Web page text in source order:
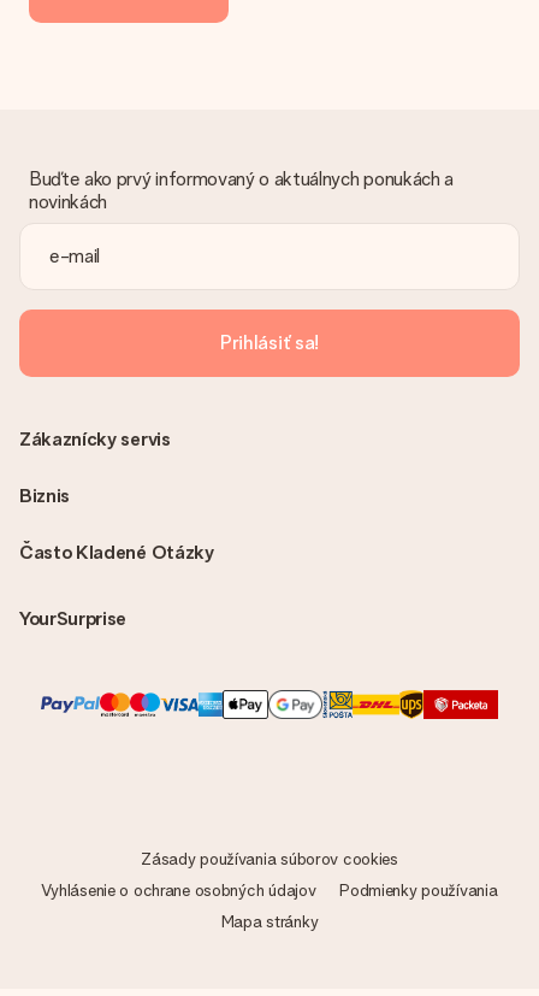
Buďte ako prvý informovaný o aktuálnych ponukách a
novinkách
Prihlásiť sa!
Často Kladené Otázky
YourSurprise
Zákaznícky servis
Biznis
Zásady používania súborov cookies
Vyhlásenie o ochrane osobných údajov
Podmienky používania
Mapa stránky